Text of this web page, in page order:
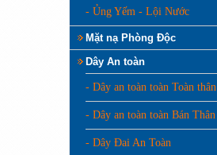
- Ủng Yếm - Lội Nước
Mặt nạ Phòng Độc
Dây An toàn
- Dây an toàn toàn Toàn thân
- Dây an toàn toàn Bán Thân
- Dây Đai An Toàn